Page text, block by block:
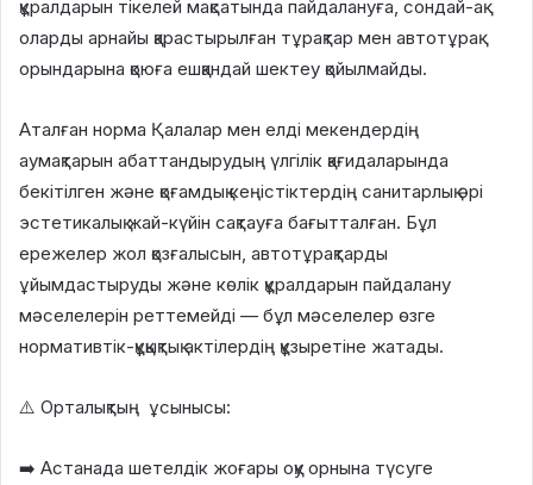
құралдарын тікелей мақсатында пайдалануға, сондай-ақ
оларды арнайы қарастырылған тұрақтар мен автотұрақ
орындарына қоюға ешқандай шектеу қойылмайды.
Аталған норма Қалалар мен елді мекендердің
аумақтарын абаттандырудың үлгілік қағидаларында
бекітілген және қоғамдық кеңістіктердің санитарлық әрі
эстетикалық жай-күйін сақтауға бағытталған. Бұл
ережелер жол қозғалысын, автотұрақтарды
ұйымдастыруды және көлік құралдарын пайдалану
мәселелерін реттемейді — бұл мәселелер өзге
нормативтік-құқықтық актілердің құзыретіне жатады.
⚠️ Орталықтың ұсынысы:
➡️ Астанада шетелдік жоғары оқу орнына түсуге